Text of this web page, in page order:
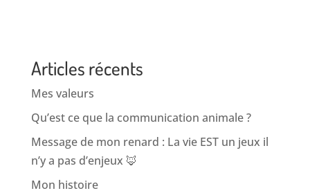
Articles récents
Mes valeurs
Qu’est ce que la communication animale ?
Message de mon renard : La vie EST un jeux il
n’y a pas d’enjeux 🦊
Mon histoire